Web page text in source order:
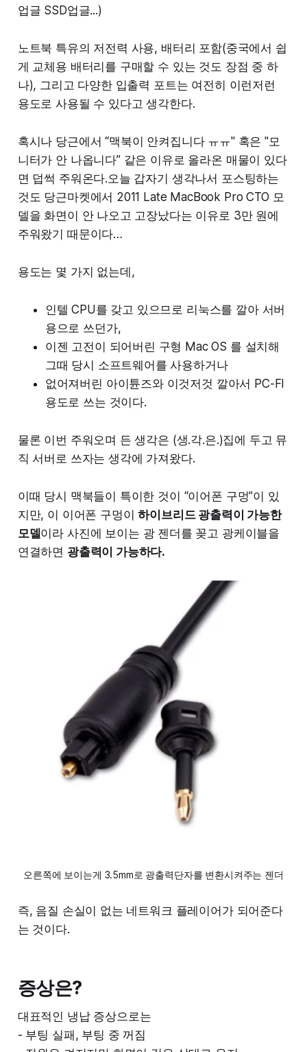
업글 SSD업글...)
노트북 특유의 저전력 사용, 배터리 포함(중국에서 쉽
게 교체용 배터리를 구매할 수 있는 것도 장점 중 하
나), 그리고 다양한 입출력 포트는 여전히 이런저런
용도로 사용될 수 있다고 생각한다.
혹시나 당근에서 “맥북이 안켜집니다 ㅠㅠ" 혹은 "모
니터가 안 나옵니다” 같은 이유로 올라온 매물이 있다
면 덥썩 주워온다.오늘 갑자기 생각나서 포스팅하는
것도 당근마켓에서 2011 Late MacBook Pro CTO 모
델을 화면이 안 나오고 고장났다는 이유로 3만 원에
주워왔기 때문이다…
용도는 몇 가지 없는데,
인텔 CPU를 갖고 있으므로 리눅스를 깔아 서버
용으로 쓰던가,
이젠 고전이 되어버린 구형 Mac OS 를 설치해
그때 당시 소프트웨어를 사용하거나
없어져버린 아이튠즈와 이것저것 깔아서 PC-FI
용도로 쓰는 것이다.
물론 이번 주워오며 든 생각은 (생.각.은.)집에 두고 뮤
직 서버로 쓰자는 생각에 가져왔다.
이때 당시 맥북들이 특이한 것이 “이어폰 구멍”이 있
지만, 이 이어폰 구멍이하이브리드 광출력이 가능한
모델이라 사진에 보이는 광 젠더를 꽂고 광케이블을
연결하면 광출력이 가능하다.
오른쪽에 보이는게 3.5mm로 광출력단자를 변환시켜주는 젠더
즉, 음질 손실이 없는 네트워크 플레이어가 되어준다
는 것이다.
증상은?
대표적인 냉납 증상으로는
- 부팅 실패, 부팅 중 꺼짐